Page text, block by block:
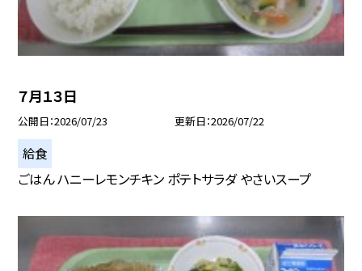
７月１３日
公開日 2026/07/23 更新日 2026/07/22
給食
ごはん ハニーレモンチキン ポテトサラダ やさいスープ